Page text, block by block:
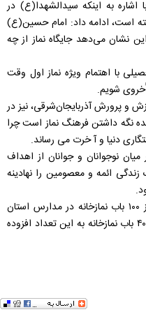
اشاره به اینکه سیدالشهدا(ع) در
است، ادامه داد: امام حسین(ع)
نشان می‌دهد جایگاه نماز از چه
با اهتمام ویژه نماز اول وقت
شویم.
و پرورش آذربایجان‌شرقی، نیز در
نگه داشتن فرهنگ نماز است چرا
دنیا و آ خرت می رساند.
نوجوانان و جوانان از اهداف
ائمه و معصومین را نهادینه
به گفته وی، در طول ۴ سال اخیر بیش از ۱۰۰ باب نمازخانه در مدارس استان
افتتاح شده و در سال تحصیلی جدید هم ۴۰ باب نمازخانه به این تعداد افزوده